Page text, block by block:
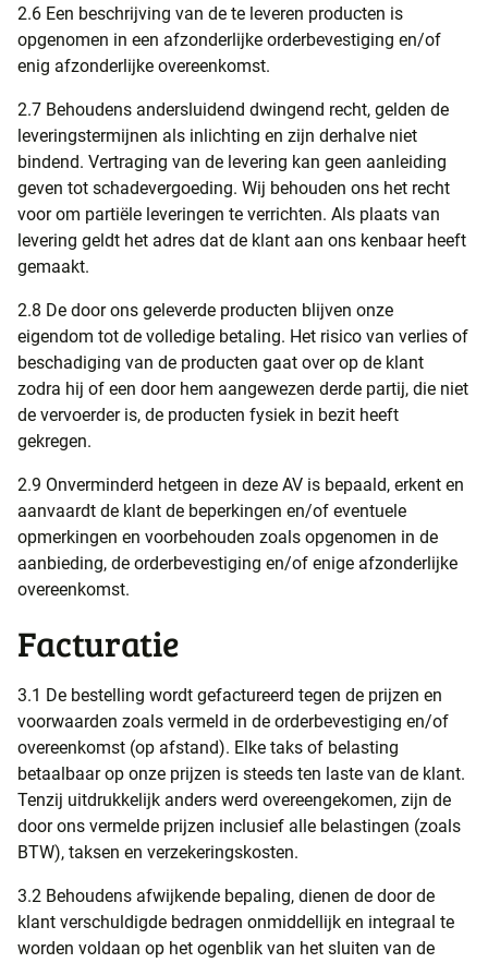
2.6 Een beschrijving van de te leveren producten is
opgenomen in een afzonderlijke orderbevestiging en/of
enig afzonderlijke overeenkomst.
2.7 Behoudens andersluidend dwingend recht, gelden de
leveringstermijnen als inlichting en zijn derhalve niet
bindend. Vertraging van de levering kan geen aanleiding
geven tot schadevergoeding. Wij behouden ons het recht
voor om partiële leveringen te verrichten. Als plaats van
levering geldt het adres dat de klant aan ons kenbaar heeft
gemaakt.
2.8 De door ons geleverde producten blijven onze
eigendom tot de volledige betaling. Het risico van verlies of
beschadiging van de producten gaat over op de klant
zodra hij of een door hem aangewezen derde partij, die niet
de vervoerder is, de producten fysiek in bezit heeft
gekregen.
2.9 Onverminderd hetgeen in deze AV is bepaald, erkent en
aanvaardt de klant de beperkingen en/of eventuele
opmerkingen en voorbehouden zoals opgenomen in de
aanbieding, de orderbevestiging en/of enige afzonderlijke
overeenkomst.
Facturatie
3.1 De bestelling wordt gefactureerd tegen de prijzen en
voorwaarden zoals vermeld in de orderbevestiging en/of
overeenkomst (op afstand). Elke taks of belasting
betaalbaar op onze prijzen is steeds ten laste van de klant.
Tenzij uitdrukkelijk anders werd overeengekomen, zijn de
door ons vermelde prijzen inclusief alle belastingen (zoals
BTW), taksen en verzekeringskosten.
3.2 Behoudens afwijkende bepaling, dienen de door de
klant verschuldigde bedragen onmiddellijk en integraal te
worden voldaan op het ogenblik van het sluiten van de